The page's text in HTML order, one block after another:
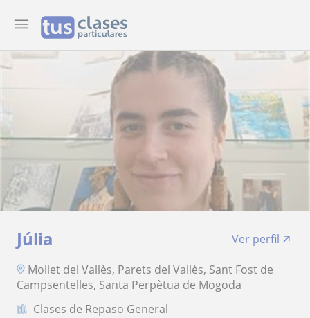
Júlia
Ver perfil
Mollet del Vallès, Parets del Vallès, Sant Fost de
Campsentelles, Santa Perpètua de Mogoda
Clases de Repaso General